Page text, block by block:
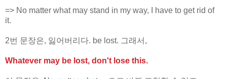
=> No matter what may stand in my way, I have to get rid of
it.
2번 문장은, 잃어버리다. be lost. 그래서,
Whatever may be lost, don't lose this.